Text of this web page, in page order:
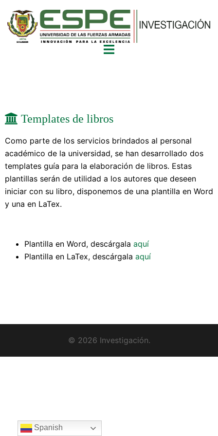
Templates de libros
Como parte de los servicios brindados al personal
académico de la universidad, se han desarrollado dos
templates guía para la elaboración de libros. Estas
plantillas serán de utilidad a los autores que deseen
iniciar con su libro, disponemos de una plantilla en Word
y una en LaTex.
Plantilla en Word, descárgala aquí
Plantilla en LaTex, descárgala aquí
© 2026 Investigación.
Spanish